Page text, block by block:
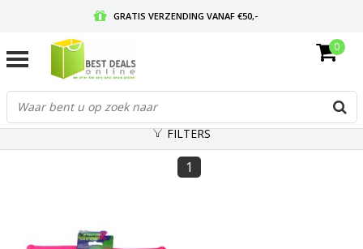
GRATIS VERZENDING VANAF €50,-
GRATIS RETOURNEREN EN 30 DAGEN BEDENKTIJD
0
FILTERS
1